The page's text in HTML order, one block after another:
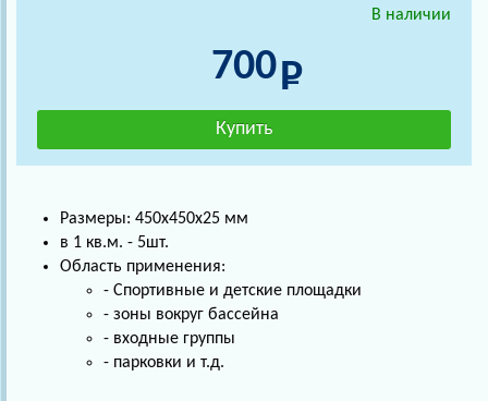
В наличии
700
Размеры: 450х450х25 мм
в 1 кв.м. - 5шт.
Область применения:
- Спортивные и детские площадки
- зоны вокруг бассейна
- входные группы
- парковки и т.д.